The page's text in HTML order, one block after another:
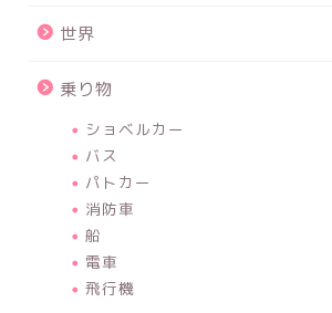
世界
乗り物
ショベルカー
バス
パトカー
消防車
船
電車
飛行機